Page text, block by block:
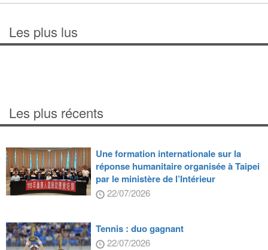
Les plus lus
Les plus récents
Une formation internationale sur la
réponse humanitaire organisée à Taipei
par le ministère de l’Intérieur
22/07/2026
Tennis : duo gagnant
22/07/2026